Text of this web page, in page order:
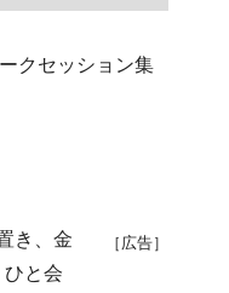
クセッション集
［広告］
き、金
と会